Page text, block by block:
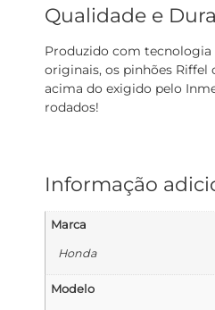
Qualidade e
Produzido com tecnologia
originais, os pinhões
acima do exigido pelo
rodados!
Informação
Marca
Honda
Modelo